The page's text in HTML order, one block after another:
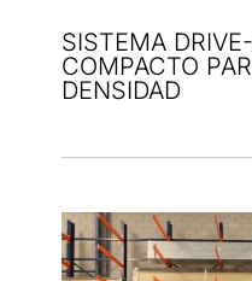
SISTEMA
COMPACTO
DENSIDAD